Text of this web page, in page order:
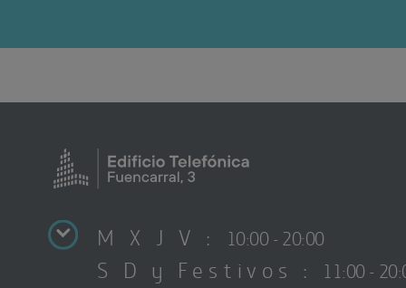
M X J V : 10:00 - 20:00
S D y Festivos : 11:00 -